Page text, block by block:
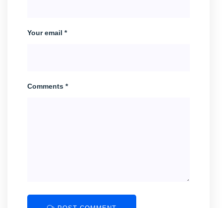
Your email *
Comments *